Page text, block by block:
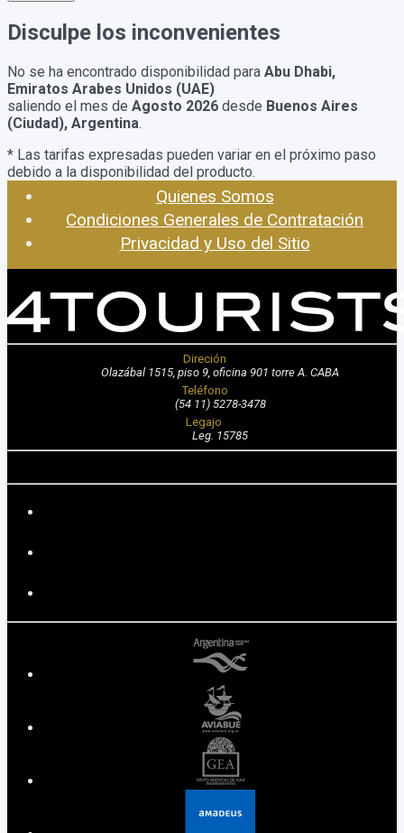
Disculpe los inconvenientes
No se ha encontrado disponibilidad para Abu Dhabi,
Emiratos Arabes Unidos (UAE)
saliendo el mes de Agosto 2026 desde Buenos Aires
(Ciudad), Argentina.
* Las tarifas expresadas pueden variar en el próximo paso
debido a la disponibilidad del producto.
Quienes Somos
Condiciones Generales de Contratación
Privacidad y Uso del Sitio
Direción
Olazábal 1515, piso 9, oficina 901 torre A. CABA
Teléfono
(54 11) 5278-3478
Legajo
Leg. 15785